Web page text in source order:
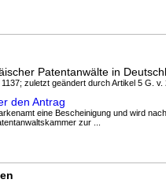
Patentanwälte in
zuletzt geändert durch Artikel 5 G.
den Antrag
eine Bescheinigung und wird
zur ...